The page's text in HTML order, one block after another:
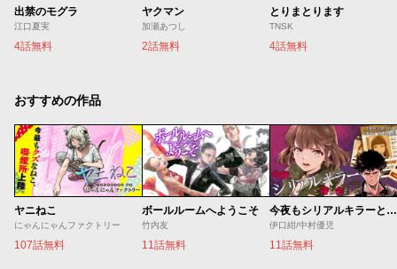
出禁のモグラ
江口夏実
4話無料
ヤクマン
加瀬あつし
2話無料
とりまとります
TNSK
4話無料
おすすめの作品
ヤニねこ
にゃんにゃんファクトリー
107話無料
ボールルームへようこそ
竹内友
11話無料
今夜もシリアルキラーと待ち合わせ
伊口紺/中村優児
11話無料